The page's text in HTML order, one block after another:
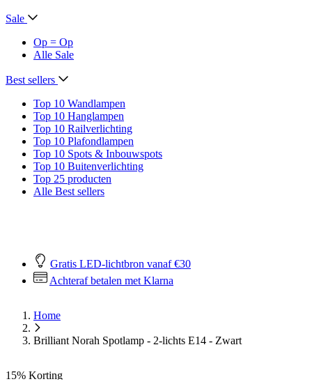
Sale
Op = Op
Alle Sale
Best sellers
Top 10 Wandlampen
Top 10 Hanglampen
Top 10 Railverlichting
Top 10 Plafondlampen
Top 10 Spots & Inbouwspots
Top 10 Buitenverlichting
Top 25 producten
Alle Best sellers
Gratis LED-lichtbron vanaf €30
Achteraf betalen met Klarna
Home
Brilliant Norah Spotlamp - 2-lichts E14 - Zwart
15% Korting